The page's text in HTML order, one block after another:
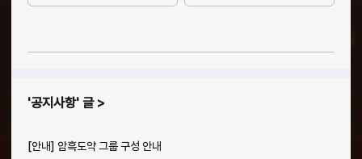
공지사항 글
[안내] 암흑도약 그룹 구성 안내